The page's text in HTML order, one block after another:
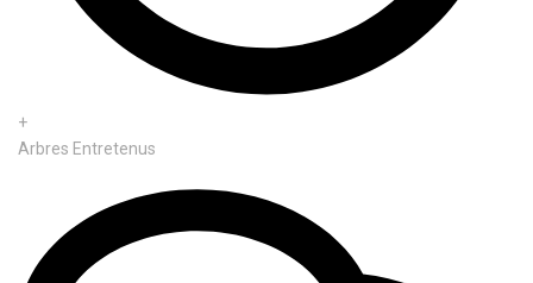
+
Arbres Entretenus